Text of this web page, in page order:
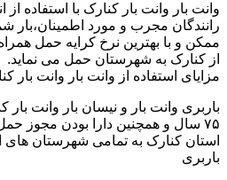
وانت بار وانت بار کنارک با استفاده
رانندگان مجرب و مورد اطمینان،بار
ممکن و با بهترین نرخ کرایه حمل همراه
از کنارک به شهرستان حمل می نماید.
مزایای استفاده از وانت بار وانت بار
باربری وانت بار و نیسان بار وانت بار
۷۵ سال و همچنین دارا بودن مجوز
استان کنارک به تمامی شهرستان های
باربری